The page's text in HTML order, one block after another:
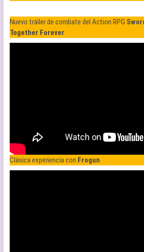
Nuevo tráiler de combate del Action RPG
Together Forever
Clásica experiencia con Frogun